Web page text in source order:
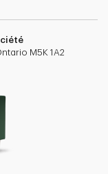
M5K 1A2